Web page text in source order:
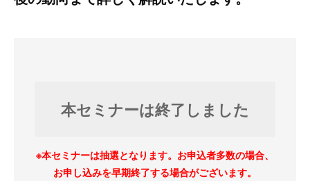
本セミナーは終了しました
※本セミナーは抽選となります。お申込者多数の場合、
お申し込みを早期終了する場合がございます。